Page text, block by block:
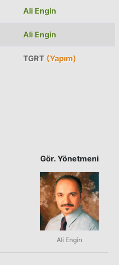
Ali Engin
Ali Engin
TGRT (Yapım)
Gör. Yönetmeni
Ali Engin